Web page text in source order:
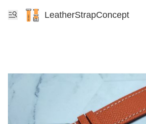
LeatherStrapConcept